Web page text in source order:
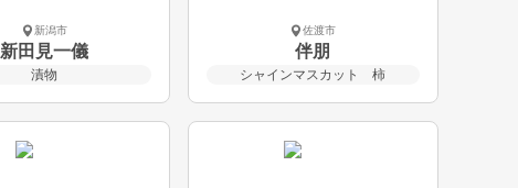
新潟市
新田見一儀
漬物
佐渡市
伴朋
シャインマスカット 柿